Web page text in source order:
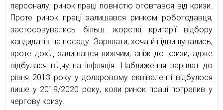
персоналу, ринок праці повністю оговтався від кризи.
Проте ринок праці залишався ринком роботодавця,
застосовувались більш жорсткі критерії відбору
кандидатів на посаду. Зарплати, хоча й підвищувались,
проте дохід залишався нижчим, аніж до кризи, адже
відбулася відчутна інфляція. Наближення зарплат до
рівня 2013 року у доларовому еквіваленті відбулося
лише у 2019/2020 року, коли ринок праці потрапив у
чергову кризу.